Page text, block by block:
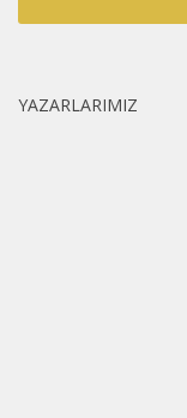
YAZARLARIMIZ